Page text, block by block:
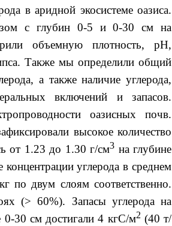
в аридной экосистеме оазиса.
с глубин 0-5 и 0-30 см на
объемную плотность, pH,
Также мы определили общий
а также наличие углерода,
включений и запасов.
оазисных почв.
высокое количество
от 1.23 до 1.30 г/см3 на глубине
углерода в среднем
по двум слоям соответственно.
(> 60%). Запасы углерода на
0-30 см достигали 4 кгС/м2(40 т/